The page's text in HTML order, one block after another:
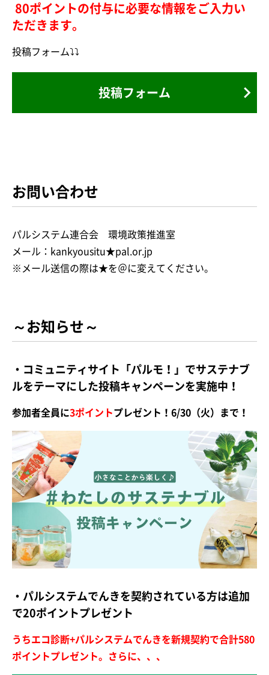
80ポイントの付与に必要な情報をご入力い
ただきます。
投稿フォーム⤵⤵
投稿フォーム
お問い合わせ
パルシステム連合会 環境政策推進室
メール：kankyousitu★pal.or.jp
※メール送信の際は★を＠に変えてください。
～お知らせ～
・コミュニティサイト「パルモ！」でサステナブ
ルをテーマにした投稿キャンペーンを実施中！
参加者全員に3ポイントプレゼント！6/30（火）まで！
・パルシステムでんきを契約されている方は追加
で20ポイントプレゼント
うちエコ診断+パルシステムでんきを新規契約で合計580
ポイントプレゼント。
さらに、、、